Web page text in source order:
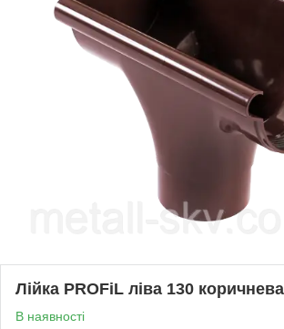
Лійка PROFiL ліва 130 коричнева
В наявності